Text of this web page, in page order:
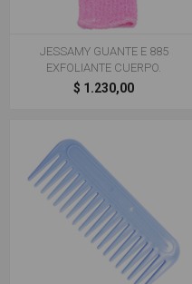
JESSAMY GUANTE E 885
EXFOLIANTE CUERPO.
$ 1.230,00